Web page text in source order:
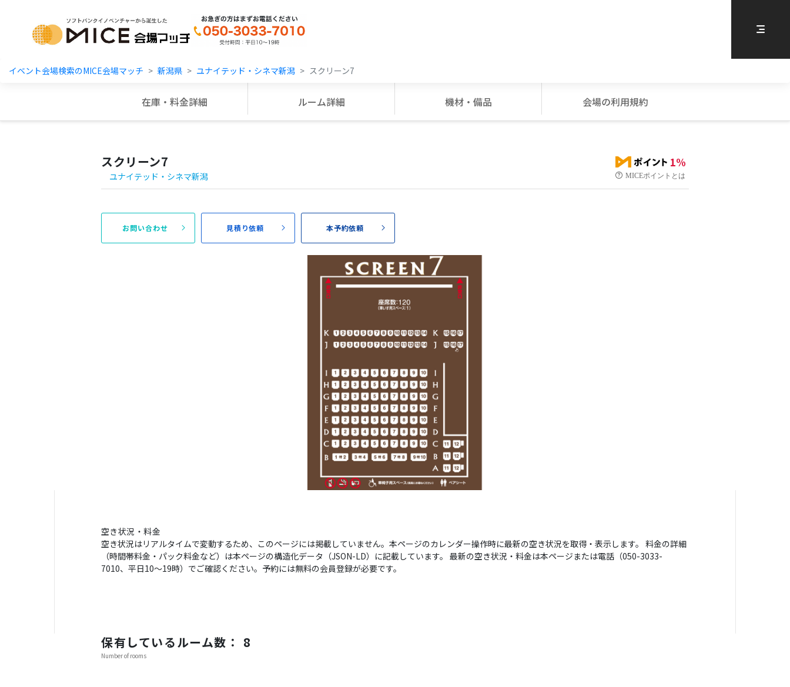
MICE Platform
イベント会場検索のMICE会場マッチ 新潟県 ユナイテッド・シネマ新潟 スクリーン7
在庫・料金詳細 ルーム詳細 機材・備品 会場の利用規約
スクリーン7
ユナイテッド・シネマ新潟
1%
MICEポイントとは
お問い合わせ 見積り依頼 本予約依頼
空き状況・料金
空き状況はリアルタイムで変動するため、このページには掲載していません。本ページのカレンダー操作時に最新の空き状況を取得・表示します。 料金の詳細
（時間帯料金・パック料金など）は本ページの構造化データ（JSON-LD）に記載しています。 最新の空き状況・料金は本ページまたは電話（050-3033-
7010、平日10〜19時）でご確認ください。予約には無料の会員登録が必要です。
保有しているルーム数： 8
Number of rooms